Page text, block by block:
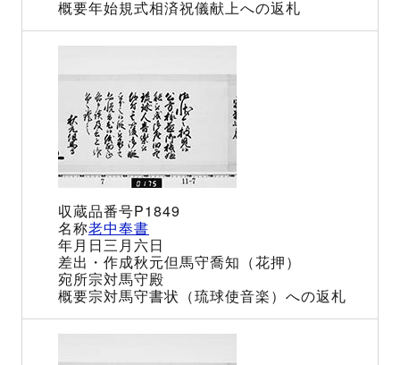
年始規式相済祝儀献上への返札
P1849
老中奉書
三月六日
秋元但馬守喬知（花押）
宗対馬守殿
宗対馬守書状（琉球使音楽）への返札